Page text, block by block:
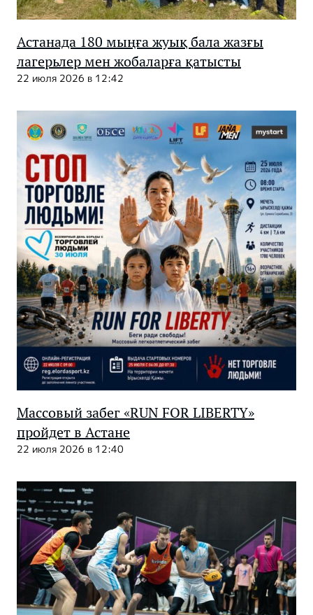
Астанада 180 мыңға жуық бала жазғы
лагерьлер мен жобаларға қатысты
22 июля 2026 в 12:42
Массовый забег «RUN FOR LIBERTY»
пройдет в Астане
22 июля 2026 в 12:40